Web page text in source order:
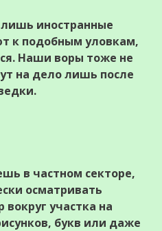
иностранные
к подобным уловкам,
Наши воры тоже не
на дело лишь после
в частном секторе,
осматривать
участка на
букв или даже